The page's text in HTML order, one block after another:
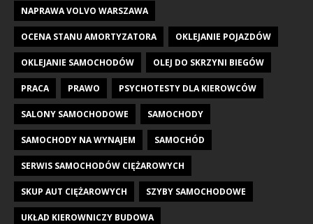
NAPRAWA VOLVO WARSZAWA
OCENA STANU AMORTYZATORA OKLEJANIE POJAZDÓW
OKLEJANIE SAMOCHODÓW OLEJ DO SKRZYNI BIEGÓW
PRACA PRAWO PSYCHOTESTY DLA KIEROWCÓW
SALONY SAMOCHODOWE SAMOCHODY
SAMOCHODY NA WYNAJEM SAMOCHÓD
SERWIS SAMOCHODÓW CIĘŻAROWYCH
SKUP AUT CIĘŻAROWYCH SZYBY SAMOCHODOWE
UKŁAD KIEROWNICZY BUDOWA